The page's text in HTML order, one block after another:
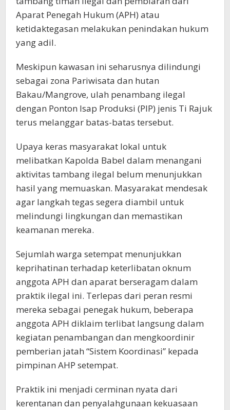
Aparat Penegah Hukum (APH) atau
ketidaktegasan melakukan penindakan hukum
yang adil.
Meskipun kawasan ini seharusnya dilindungi
sebagai zona Pariwisata dan hutan
Bakau/Mangrove, ulah penambang ilegal
dengan Ponton Isap Produksi (PIP) jenis Ti Rajuk
terus melanggar batas-batas tersebut.
Upaya keras masyarakat lokal untuk
melibatkan Kapolda Babel dalam menangani
aktivitas tambang ilegal belum menunjukkan
hasil yang memuaskan. Masyarakat mendesak
agar langkah tegas segera diambil untuk
melindungi lingkungan dan memastikan
keamanan mereka.
Sejumlah warga setempat menunjukkan
keprihatinan terhadap keterlibatan oknum
anggota APH dan aparat berseragam dalam
praktik ilegal ini. Terlepas dari peran resmi
mereka sebagai penegak hukum, beberapa
anggota APH diklaim terlibat langsung dalam
kegiatan penambangan dan mengkoordinir
pemberian jatah “Sistem Koordinasi” kepada
pimpinan AHP setempat.
Praktik ini menjadi cerminan nyata dari
kerentanan dan penyalahgunaan kekuasaan